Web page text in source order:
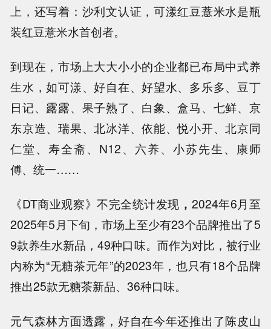
上，还写着：沙利文认证，可漾红豆薏米水是瓶
装红豆薏米水首创者。
到现在，市场上大大小小的企业都已布局中式养
生水，如可漾、好自在、好望水、多乐多、豆丁
日记、露露、果子熟了、白象、盒马、七鲜、京
东京造、瑞果、北冰洋、依能、悦小开、北京同
仁堂、寿全斋、N12、六养、小苏先生、康师
傅、统一……
《DT商业观察》不完全统计发现 ， 2024年6月至
2025年5月下旬，市场上至少有23个品牌推出了5
9款养生水新品，49种口味。而作为对比，被行业
内称为“无糖茶元年”的2023年，也只有18个品牌
推出25款无糖茶新品、36种口味。
元气森林方面透露，好自在今年还推出了陈皮山